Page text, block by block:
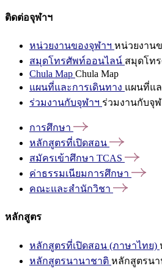
ติดต่อจุฬาฯ
หน่วยงานของจุฬาฯ หน่วยงาน
สมุดโทรศัพท์ออนไลน์ สมุดโท
Chula Map Chula Map
แผนที่และการเดินทาง แผนที่แ
ร่วมงานกับจุฬาฯ ร่วมงานกับจุ
การศึกษา
หลักสูตรที่เปิดสอน
สมัครเข้าศึกษา TCAS
ค่าธรรมเนียมการศึกษา
คณะและสำนักวิชา
หลักสูตร
หลักสูตรที่เปิดสอน (ภาษาไทย)
หลักสูตรนานาชาติ หลักสูตรน